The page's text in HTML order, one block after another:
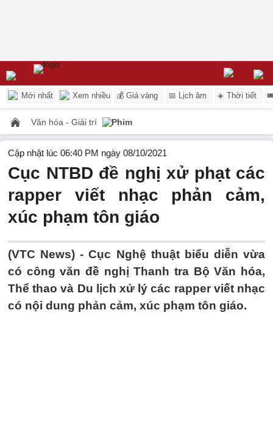
Mới nhất Xem nhiều 💰 Giá vàng 📅 Lịch âm ☀️ Thời tiết
Văn hóa - Giải trí Phim
Cập nhật lúc 06:40 PM ngày 08/10/2021
Cục NTBD đề nghị xử phạt các
rapper viết nhạc phản cảm,
xúc phạm tôn giáo
(VTC News) -Cục Nghệ thuật biểu diễn vừa
có công văn đề nghị Thanh tra Bộ Văn hóa,
Thể thao và Du lịch xử lý các rapper viết nhạc
có nội dung phản cảm, xúc phạm tôn giáo.